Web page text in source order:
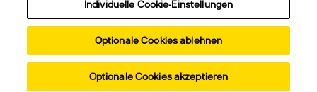
Wir beraten Sie
gerne
Individuelle Cookie-Einstellungen
Optionale Cookies ablehnen
Optionale Cookies akzeptieren